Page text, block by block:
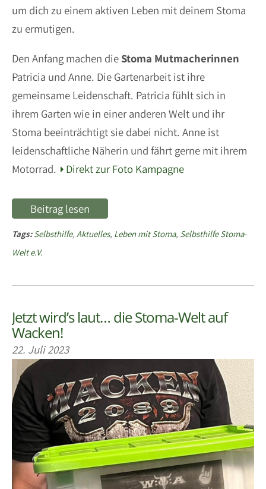
um dich zu einem aktiven Leben mit deinem Stoma
zu ermutigen.
Den Anfang machen die Stoma Mutmacherinnen
Patricia und Anne. Die Gartenarbeit ist ihre
gemeinsame Leidenschaft. Patricia fühlt sich in
ihrem Garten wie in einer anderen Welt und ihr
Stoma beeinträchtigt sie dabei nicht. Anne ist
leidenschaftliche Näherin und fährt gerne mit ihrem
Motorrad.
Direkt zur Foto Kampagne
Beitrag lesen
Tags:Selbsthilfe, Aktuelles, Leben mit Stoma, Selbsthilfe Stoma-
Welt e.V.
Jetzt wird’s laut… die Stoma-Welt auf
Wacken!
22. Juli 2023